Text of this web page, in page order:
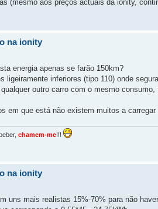
(mesmo aos preços actuais da ionity,
na ionity
energia apenas se farão 150km?
ligeiramente inferiores (tipo 110) onde
outro carro com o mesmo
em que está não existem muitos a carregar
chamem-me!!!
na ionity
uns mais realistas 15%-70% para não